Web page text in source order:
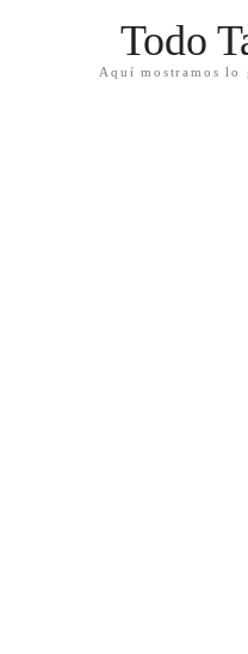
Todo
Aquí mostramos lo